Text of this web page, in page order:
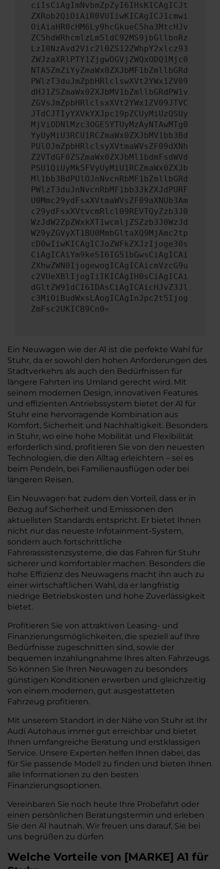
ciIsCiAgImNvbmZpZyI6IHsKICAgICJt
ZXRob2QiOiAiR0VUIiwKICAgICJ1cmwi
OiAiaHR0cHM6Ly9hcGkueC5ha3MtcHJv
ZC5hdWRhcmlzLm5ldC92MS9jbGllbnRz
LzI0NzAvd2Vic2l0ZS12ZWhpY2xlcz93
ZWJzaXRlPTY1ZjgwOGVjZWQxODQ1Mjc0
NTA5ZmZiYyZmaWx0ZXJbMF1bZmllbGRd
PWlzT3duJmZpbHRlclswXVt2YWx1ZV09
dHJ1ZSZmaWx0ZXJbMV1bZmllbGRdPW1v
ZGVsJmZpbHRlclsxXVt2YWx1ZV09JTVC
JTdCJTIyYXVkYXJpc19pZCUyMiUzQSUy
MjViODNlMzc3OGE5YTUyMzAyNTAwMTg0
YyUyMiU3RCU1RCZmaWx0ZXJbMV1bb3Bd
PUlOJmZpbHRlclsyXVtmaWVsZF09dXNh
Z2VTdGF0ZSZmaWx0ZXJbMl1bdmFsdWVd
PSU1QiUyMk5FVyUyMiU1RCZmaWx0ZXJb
Ml1bb3BdPUlOJnNvcnRbMF1bZmllbGRd
PWlzT3duJnNvcnRbMF1bb3JkZXJdPURF
U0Mmc29ydFsxXVtmaWVsZF09aXNUb3Am
c29ydFsxXVtvcmRlcl09REVTQyZzb3J0
WzJdW2ZpZWxkXT1wcmljZSZzb3J0WzJd
W29yZGVyXT1BU0MmbGltaXQ9MjAmc2tp
cD0wIiwKICAgICJoZWFkZXJzIjoge30s
CiAgICAiYm9keSI6IG51bGwsCiAgICAi
ZXhwZWN0IjogewogICAgICAicmVzcG9u
c2VUeXBlIjogIiIKICAgIH0sCiAgICAi
dGltZW91dCI6IDAsCiAgICAicHJvZ3Jl
c3MiOiBudWxsLAogICAgInJpc2t5Ijog
ZmFsc2UKICB9Cn0=
Ein Neuwagen wie der A1 ist die perfekte Wahl für
Stuhr, da er sowohl den hohen Anforderungen des
Stadtverkehrs als auch den Bedürfnissen für
längere Fahrten ins Umland gerecht wird. Mit
seinem modernen Design, innovativen Features
und effizienten Antriebssystem bietet der A1 für
Stuhr eine hervorragende Kombination aus
Komfort, Sicherheit und Nachhaltigkeit. Besonders
in Stuhr, wo eine hohe Mobilität und Flexibilität
erforderlich sind, profitieren Sie von den neuesten
Technologien, die den Alltag erleichtern – sei es
beim Pendeln, bei Familienausflügen oder bei
längeren Reisen.
Ein Neuwagen hat zudem den Vorteil, dass er in
Bezug auf Sicherheit und Emissionen den
aktuellsten Standards entspricht. Er bietet Ihnen
nicht nur das neueste Infotainment-System,
sondern auch fortschrittliche
Fahrerassistenzsysteme, die das Fahren für Stuhr
sicherer und komfortabler machen. Besonders die
hohe Effizienz des Neuwagens macht ihn auch zu
einer wirtschaftlichen Wahl, da er langfristig
niedrige Betriebskosten und hohe Zuverlässigkeit
bietet.
Profitieren Sie von attraktiven Leasing- und
Finanzierungsmöglichkeiten, die speziell auf Ihre
Bedürfnisse zugeschnitten sind, sowie der
bequemen Inzahlungnahme Ihres alten Fahrzeugs.
So können Sie Ihren Neuwagen zu besonders
günstigen Konditionen erwerben und gleichzeitig
von einem modernen, gut ausgestatteten
Fahrzeug profitieren.
Mit unserem Standort in der Nähe von Stuhr ist Ihr
Audi Autohaus immer gut erreichbar und bietet
Ihnen umfangreiche Beratung und erstklassigen
Service. Unsere Experten helfen Ihnen dabei, das
für Sie passende Modell zu finden und bieten Ihnen
alle Informationen zu den besten
Finanzierungsoptionen.
Vereinbaren Sie noch heute Ihre Probefahrt oder
einen persönlichen Beratungstermin und erleben
Sie den A1 hautnah. Wir freuen uns darauf, Sie bei
uns begrüßen zu dürfen
Welche Vorteile von [MARKE] A1 für